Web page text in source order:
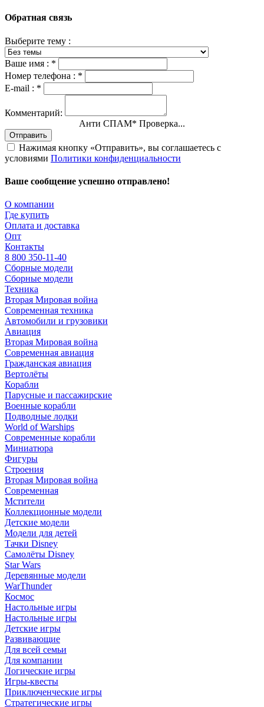
Обратная связь
Выберите тему :
Ваше имя : *
Номер телефона : *
E-mail : *
Комментарий:
Анти СПАМ* Проверка...
Отправить
Нажимая кнопку «Отправить», вы соглашаетесь с
условиями Политики конфиденциальности
Ваше сообщение успешно отправлено!
О компании
Где купить
Оплата и доставка
Опт
Контакты
8 800 350-11-40
Сборные модели
Сборные модели
Техника
Вторая Мировая война
Современная техника
Автомобили и грузовики
Авиация
Вторая Мировая война
Современная авиация
Гражданская авиация
Вертолёты
Корабли
Парусные и пассажирские
Военные корабли
Подводные лодки
World of Warships
Современные корабли
Миниатюра
Фигуры
Строения
Вторая Мировая война
Современная
Мстители
Коллекционные модели
Детские модели
Модели для детей
Тачки Disney
Самолёты Disney
Star Wars
Деревянные модели
WarThunder
Космос
Настольные игры
Настольные игры
Детские игры
Развивающие
Для всей семьи
Для компании
Логические игры
Игры-квесты
Приключенческие игры
Стратегические игры